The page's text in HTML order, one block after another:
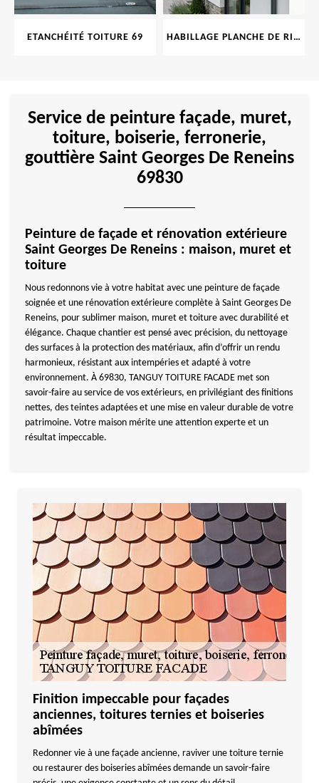
ETANCHÉITÉ TOITURE 69 HABILLAGE PLANCHE DE RIVE 69
Service de peinture façade, muret,
toiture, boiserie, ferronerie,
gouttière Saint Georges De Reneins
69830
Peinture de façade et rénovation extérieure
Saint Georges De Reneins : maison, muret et
toiture
Nous redonnons vie à votre habitat avec une peinture de façade
soignée et une rénovation extérieure complète à Saint Georges De
Reneins, pour sublimer maison, muret et toiture avec durabilité et
élégance. Chaque chantier est pensé avec précision, du nettoyage
des surfaces à la protection des matériaux, afin d’offrir un rendu
harmonieux, résistant aux intempéries et adapté à votre
environnement. À 69830, TANGUY TOITURE FACADE met son
savoir-faire au service de vos extérieurs, en privilégiant des finitions
nettes, des teintes adaptées et une mise en valeur durable de votre
patrimoine. Votre maison mérite une attention experte et un
résultat impeccable.
Finition impeccable pour façades
anciennes, toitures ternies et boiseries
abîmées
Redonner vie à une façade ancienne, raviver une toiture ternie
ou restaurer des boiseries abîmées demande un savoir-faire